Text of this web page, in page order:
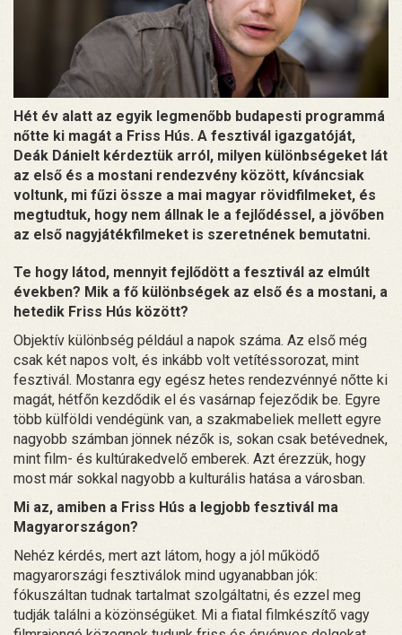
Hét év alatt az egyik legmenőbb budapesti programmá
nőtte ki magát a Friss Hús. A fesztivál igazgatóját,
Deák Dánielt kérdeztük arról, milyen különbségeket lát
az első és a mostani rendezvény között, kíváncsiak
voltunk, mi fűzi össze a mai magyar rövidfilmeket, és
megtudtuk, hogy nem állnak le a fejlődéssel, a jövőben
az első nagyjátékfilmeket is szeretnének bemutatni.
Te hogy látod, mennyit fejlődött a fesztivál az elmúlt
években? Mik a fő különbségek az első és a mostani, a
hetedik Friss Hús között?
Objektív különbség például a napok száma. Az első még
csak két napos volt, és inkább volt vetítéssorozat, mint
fesztivál. Mostanra egy egész hetes rendezvénnyé nőtte ki
magát, hétfőn kezdődik el és vasárnap fejeződik be. Egyre
több külföldi vendégünk van, a szakmabeliek mellett egyre
nagyobb számban jönnek nézők is, sokan csak betévednek,
mint film- és kultúrakedvelő emberek. Azt érezzük, hogy
most már sokkal nagyobb a kulturális hatása a városban.
Mi az, amiben a Friss Hús a legjobb fesztivál ma
Magyarországon?
Nehéz kérdés, mert azt látom, hogy a jól működő
magyarországi fesztiválok mind ugyanabban jók:
fókuszáltan tudnak tartalmat szolgáltatni, és ezzel meg
tudják találni a közönségüket. Mi a fiatal filmkészítő vagy